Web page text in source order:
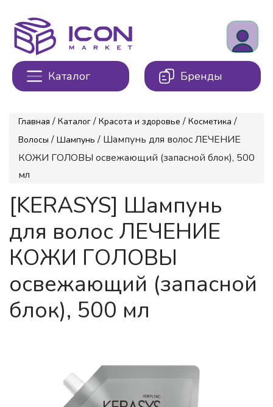
Каталог Бренды
Главная / Каталог / Красота и здоровье / Косметика /
Волосы / Шампунь / Шампунь для волос ЛЕЧЕНИЕ
КОЖИ ГОЛОВЫ освежающий (запасной блок), 500
мл
[KERASYS] Шампунь
для волос ЛЕЧЕНИЕ
КОЖИ ГОЛОВЫ
освежающий (запасной
блок), 500 мл